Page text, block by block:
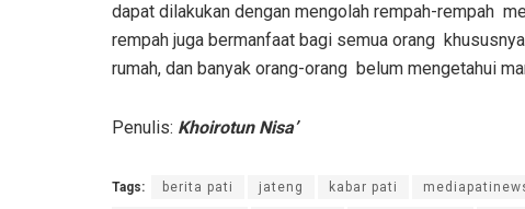
dapat dilakukan dengan mengolah rempah-rempah
rempah juga bermanfaat bagi semua orang
rumah, dan banyak orang-orang belum mengetahui
Penulis: Khoirotun Nisa’
Tags: berita pati jateng kabar pati